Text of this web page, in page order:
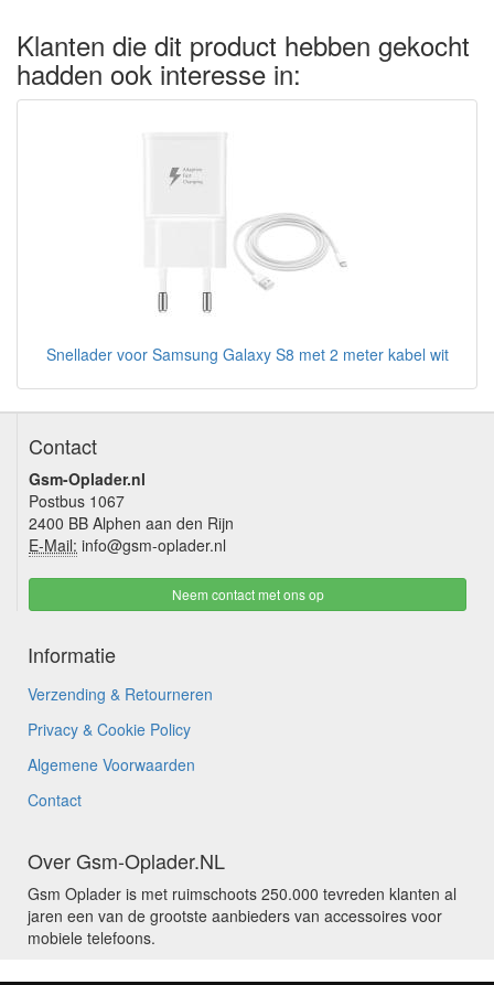
Klanten die dit product hebben gekocht
hadden ook interesse in:
Snellader voor Samsung Galaxy S8 met 2 meter kabel wit
Contact
Gsm-Oplader.nl
Postbus 1067
2400 BB Alphen aan den Rijn
E-Mail: info@gsm-oplader.nl
Neem contact met ons op
Informatie
Verzending & Retourneren
Privacy & Cookie Policy
Algemene Voorwaarden
Contact
Over Gsm-Oplader.NL
Gsm Oplader is met ruimschoots 250.000 tevreden klanten al
jaren een van de grootste aanbieders van accessoires voor
mobiele telefoons.